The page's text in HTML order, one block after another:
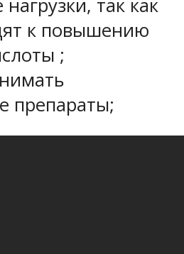
так как
к повышению
;
препараты;